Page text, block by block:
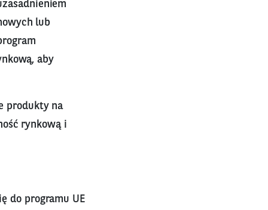
lub
aby
produkty na
rynkową i
do programu UE